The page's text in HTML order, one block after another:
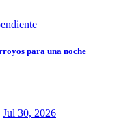
para una noche
Jul 30, 2026